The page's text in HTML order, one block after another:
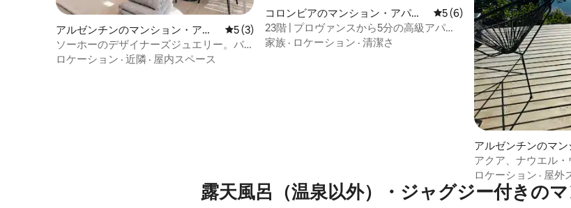
アルゼンチンのマンション・アパ
ート
レビュー3件、5つ星中5つ星の平均評価
5 (3)
ソーホーのデザイナーズジュエリー。バ
ルコニー、プール、ジム
ロケーション · 近隣 · 屋内スペース
コロンビアのマンション・アパー
ト
レビュー6件、5つ星中5つ星
5 (6)
23階 | プロヴァンスから5分の高級アパー
トメント
家族 · ロケーション · 清潔さ
アルゼンチンのマン
ート
アクア、ナウエル
アパート
ロケーション · 屋外
露天風呂（温泉以外）・ジャグジー付きの